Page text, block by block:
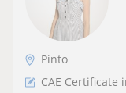
Pinto
CAE Certificate